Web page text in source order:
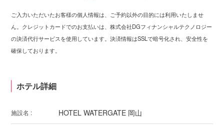
ご入力いただいたお客様の個人情報は、ご予約以外の目的には利用いたしませ
ん。クレジットカードでのお支払いは、株式会社DGフィナンシャルテクノロジー
の決済代行サービスを使用しています。決済情報はSSLで暗号化され、安全性を
確保しております。
ホテル詳細
施設名 : HOTEL WATERGATE 岡山